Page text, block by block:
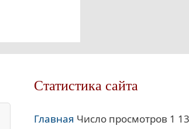
Статистика сайта
Главная Число просмотров 1